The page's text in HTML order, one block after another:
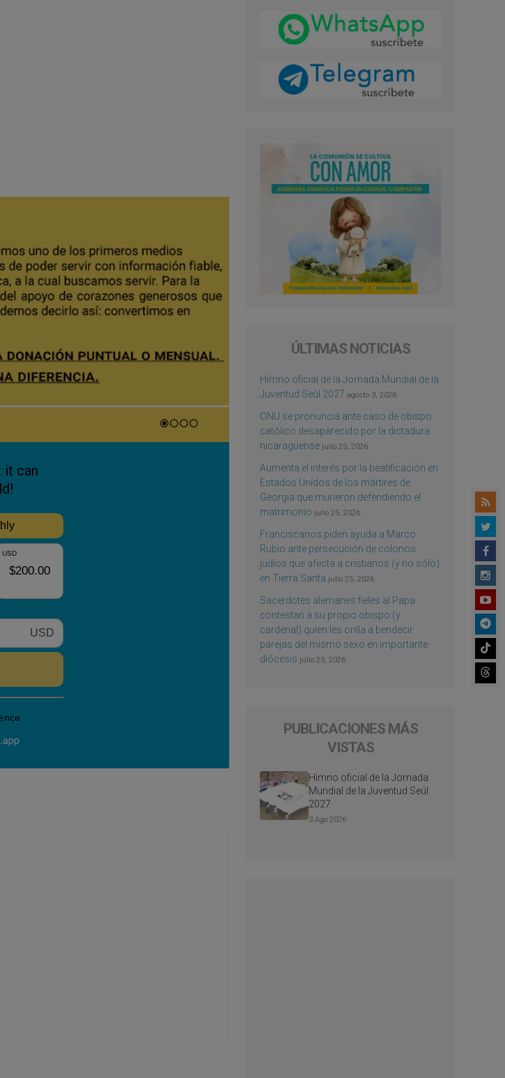
ÚLTIMAS NOTICIAS
Himno oficial de la Jornada Mundial de la
Juventud Seúl 2027 agosto 3, 2026
ONU se pronuncia ante caso de obispo
católico desaparecido por la dictadura
nicaragüense julio 25, 2026
Aumenta el interés por la beatificación en
Estados Unidos de los mártires de
Georgia que murieron defendiendo el
matrimonio julio 25, 2026
Franciscanos piden ayuda a Marco
Rubio ante persecución de colonos
judíos que afecta a cristianos (y no sólo)
en Tierra Santa julio 25, 2026
Sacerdotes alemanes fieles al Papa
contestan a su propio obispo (y
cardenal) quien les orilla a bendecir
parejas del mismo sexo en importante
diócesis julio 25, 2026
PUBLICACIONES MÁS
VISTAS
Himno oficial de la Jornada
Mundial de la Juventud Seúl
2027
3 Ago 2026